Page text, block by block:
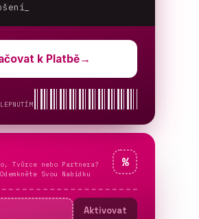
k Platbě→
Tvůrce nebo Partnera?
Svou Nabídku
%
Aktivovat